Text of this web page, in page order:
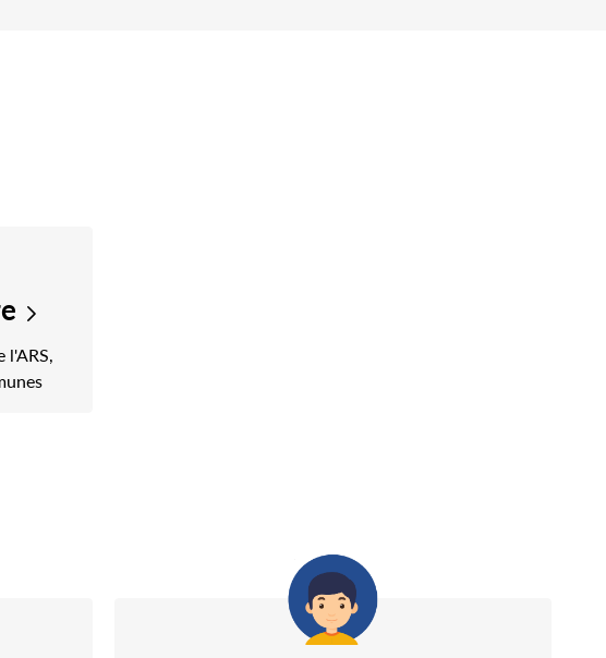
l'ARS,